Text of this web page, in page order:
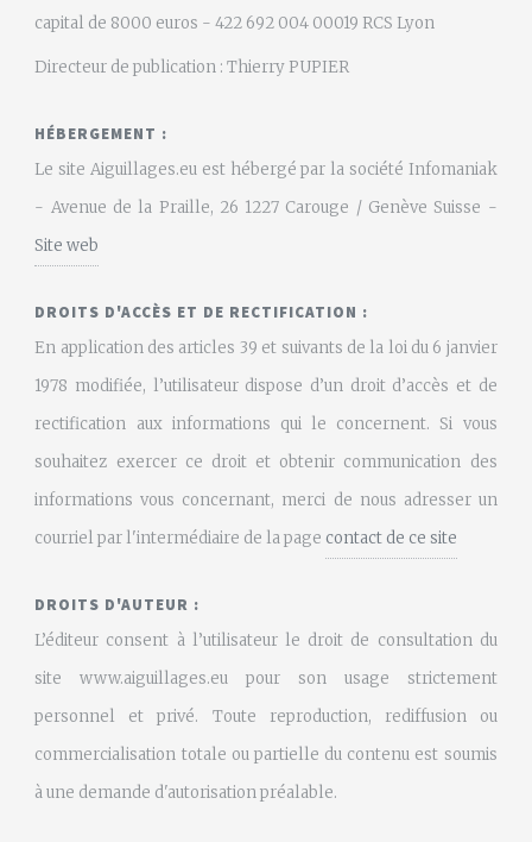
capital de 8000 euros - 422 692 004 00019 RCS Lyon
Directeur de publication : Thierry PUPIER
HÉBERGEMENT :
Le site Aiguillages.eu est hébergé par la société Infomaniak
- Avenue de la Praille, 26 1227 Carouge / Genève Suisse -
Site web
DROITS D'ACCÈS ET DE RECTIFICATION :
En application des articles 39 et suivants de la loi du 6 janvier
1978 modifiée, l’utilisateur dispose d’un droit d’accès et de
rectification aux informations qui le concernent. Si vous
souhaitez exercer ce droit et obtenir communication des
informations vous concernant, merci de nous adresser un
courriel par l'intermédiaire de la page contact de ce site
DROITS D'AUTEUR :
L’éditeur consent à l’utilisateur le droit de consultation du
site www.aiguillages.eu pour son usage strictement
personnel et privé. Toute reproduction, rediffusion ou
commercialisation totale ou partielle du contenu est soumis
à une demande d'autorisation préalable.